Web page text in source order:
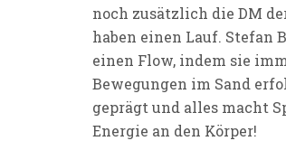
noch zusätzlich die DM
haben einen Lauf. Stefan
einen Flow, indem sie
Bewegungen im Sand
geprägt und alles macht
Energie an den Körper!